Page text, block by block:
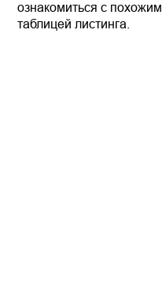
ознакомиться с
таблицей листинга.